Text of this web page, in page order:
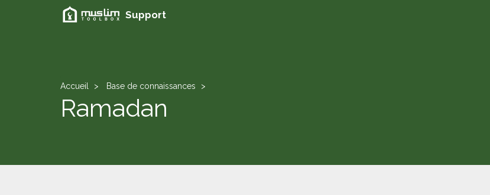
Support
Accueil Base de connaissances
Ramadan